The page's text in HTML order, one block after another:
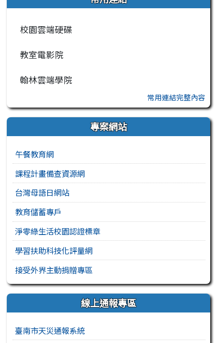
校園雲端硬碟
教室電影院
翰林雲端學院
常用連結完整內容
專案網站
午餐教育網
課程計畫備查資源網
台灣母語日網站
教育儲蓄專戶
淨零綠生活校園認證標章
學習扶助科技化評量網
接受外界主動捐贈專區
線上通報專區
臺南市天災通報系統